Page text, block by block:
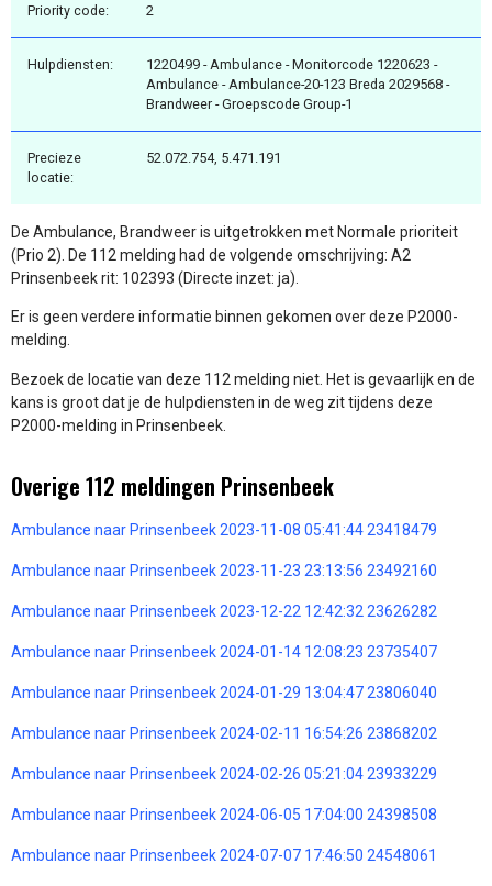
Priority code: 2
Hulpdiensten:
1220499 - Ambulance - Monitorcode 1220623 -
Ambulance - Ambulance-20-123 Breda 2029568 -
Brandweer - Groepscode Group-1
Precieze
locatie:
52.072.754, 5.471.191
De Ambulance, Brandweer is uitgetrokken met Normale prioriteit
(Prio 2). De 112 melding had de volgende omschrijving: A2
Prinsenbeek rit: 102393 (Directe inzet: ja).
Er is geen verdere informatie binnen gekomen over deze P2000-
melding.
Bezoek de locatie van deze 112 melding niet. Het is gevaarlijk en de
kans is groot dat je de hulpdiensten in de weg zit tijdens deze
P2000-melding in Prinsenbeek.
Overige 112 meldingen Prinsenbeek
Ambulance naar Prinsenbeek 2023-11-08 05:41:44 23418479
Ambulance naar Prinsenbeek 2023-11-23 23:13:56 23492160
Ambulance naar Prinsenbeek 2023-12-22 12:42:32 23626282
Ambulance naar Prinsenbeek 2024-01-14 12:08:23 23735407
Ambulance naar Prinsenbeek 2024-01-29 13:04:47 23806040
Ambulance naar Prinsenbeek 2024-02-11 16:54:26 23868202
Ambulance naar Prinsenbeek 2024-02-26 05:21:04 23933229
Ambulance naar Prinsenbeek 2024-06-05 17:04:00 24398508
Ambulance naar Prinsenbeek 2024-07-07 17:46:50 24548061